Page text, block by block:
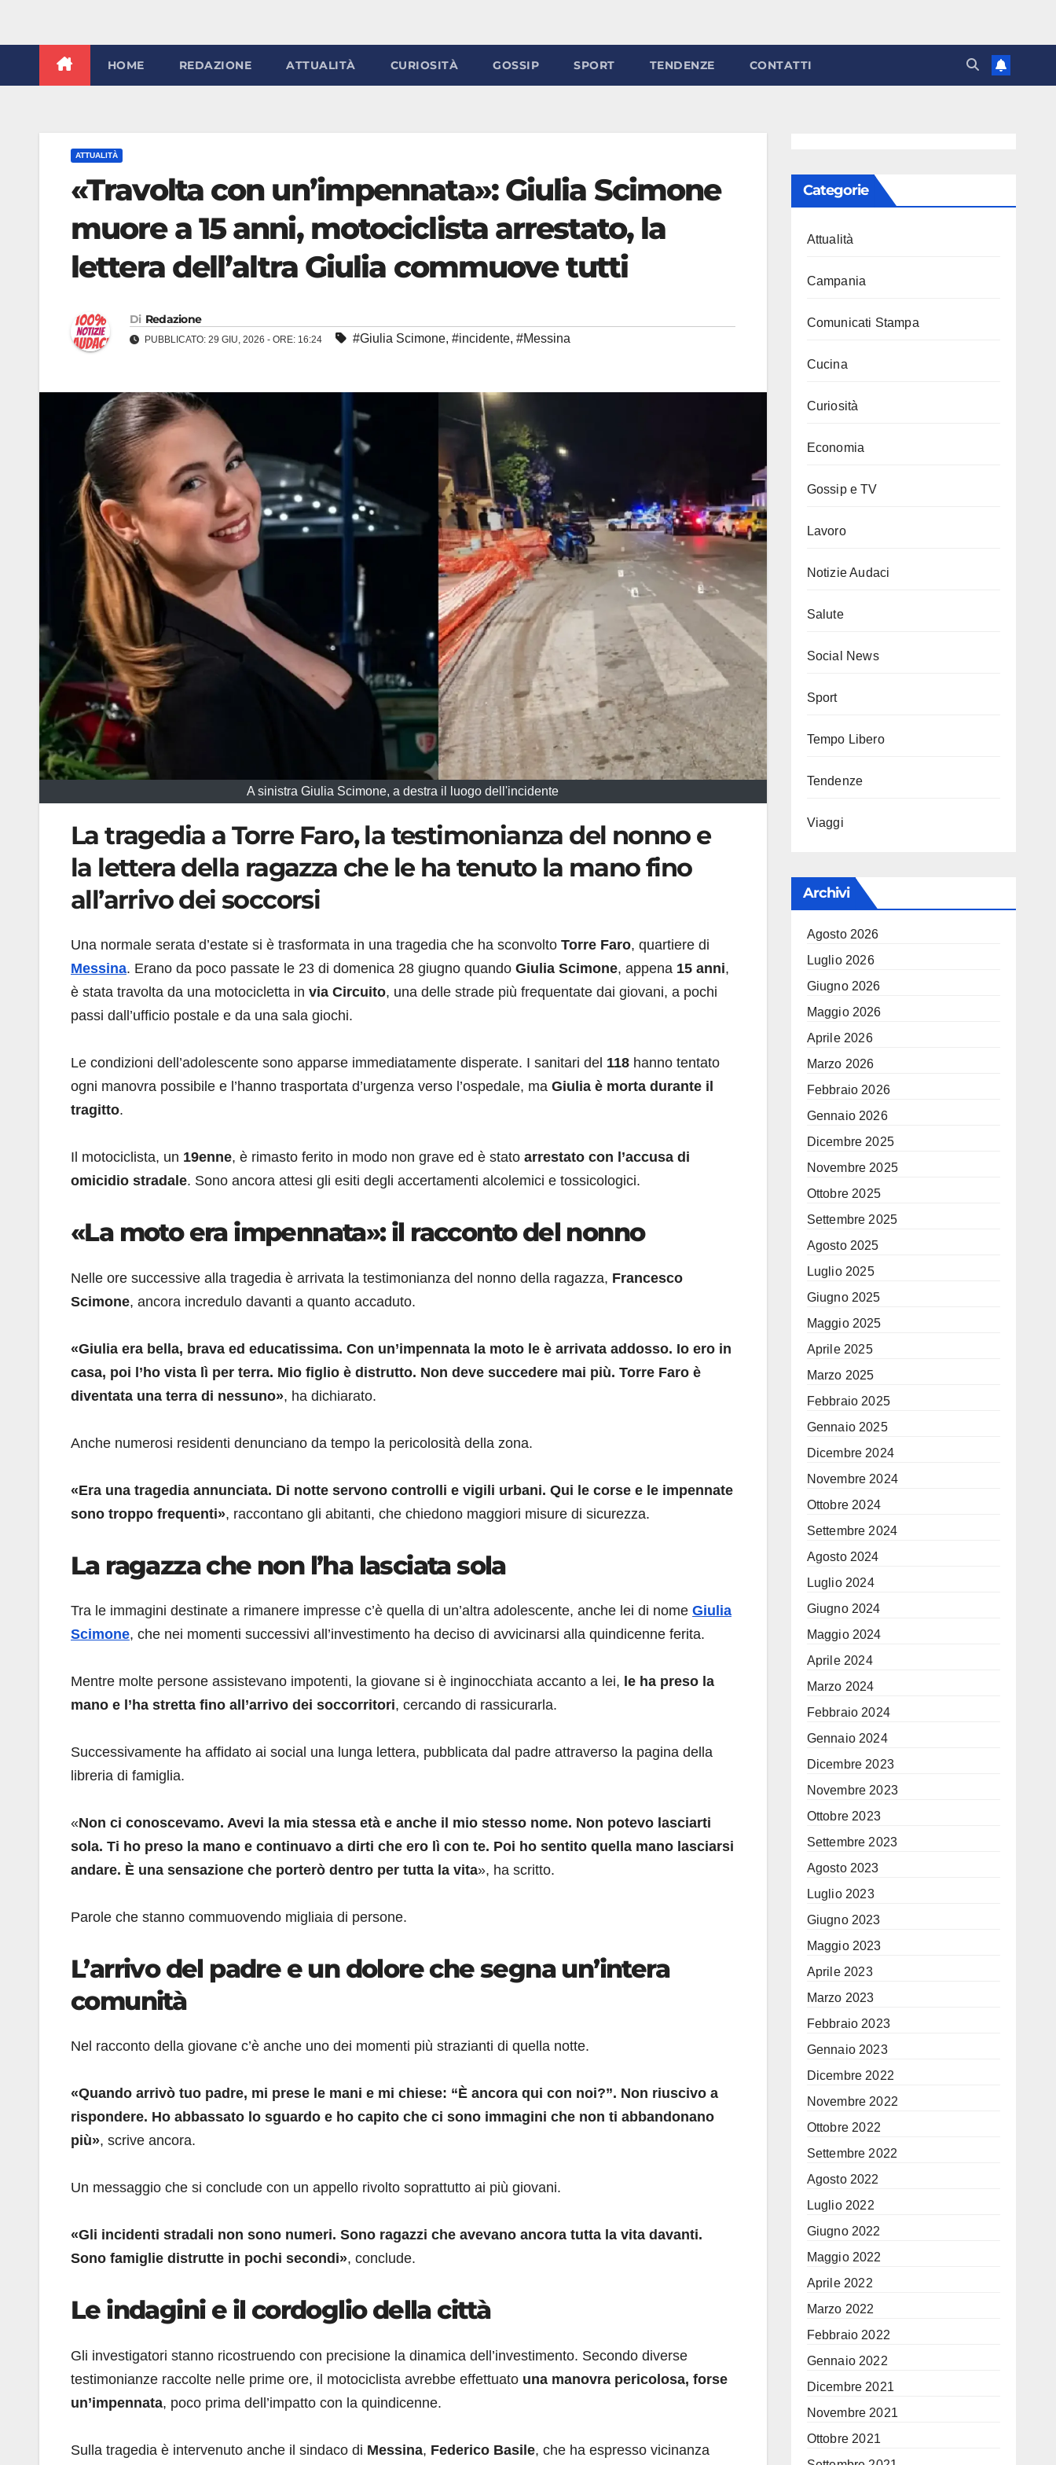
HOME REDAZIONE ATTUALITÀ CURIOSITÀ GOSSIP SPORT TENDENZE CONTATTI
ATTUALITÀ
«Travolta con un’impennata»: Giulia Scimone
muore a 15 anni, motociclista arrestato, la
lettera dell’altra Giulia commuove tutti
Di Redazione
PUBBLICATO: 29 GIU, 2026 - ORE: 16:24 #Giulia Scimone, #incidente, #Messina
A sinistra Giulia Scimone, a destra il luogo dell'incidente
La tragedia a Torre Faro, la testimonianza del nonno e
la lettera della ragazza che le ha tenuto la mano fino
all’arrivo dei soccorsi
Una normale serata d’estate si è trasformata in una tragedia che ha sconvolto Torre Faro, quartiere di
Messina. Erano da poco passate le 23 di domenica 28 giugno quando Giulia Scimone, appena 15 anni,
è stata travolta da una motocicletta in via Circuito, una delle strade più frequentate dai giovani, a pochi
passi dall’ufficio postale e da una sala giochi.
Le condizioni dell’adolescente sono apparse immediatamente disperate. I sanitari del 118 hanno tentato
ogni manovra possibile e l’hanno trasportata d’urgenza verso l’ospedale, ma Giulia è morta durante il
tragitto.
Il motociclista, un 19enne, è rimasto ferito in modo non grave ed è stato arrestato con l’accusa di
omicidio stradale. Sono ancora attesi gli esiti degli accertamenti alcolemici e tossicologici.
«La moto era impennata»: il racconto del nonno
Nelle ore successive alla tragedia è arrivata la testimonianza del nonno della ragazza, Francesco
Scimone, ancora incredulo davanti a quanto accaduto.
«Giulia era bella, brava ed educatissima. Con un’impennata la moto le è arrivata addosso. Io ero in
casa, poi l’ho vista lì per terra. Mio figlio è distrutto. Non deve succedere mai più. Torre Faro è
diventata una terra di nessuno», ha dichiarato.
Anche numerosi residenti denunciano da tempo la pericolosità della zona.
«Era una tragedia annunciata. Di notte servono controlli e vigili urbani. Qui le corse e le impennate
sono troppo frequenti», raccontano gli abitanti, che chiedono maggiori misure di sicurezza.
La ragazza che non l’ha lasciata sola
Tra le immagini destinate a rimanere impresse c’è quella di un’altra adolescente, anche lei di nome Giulia
Scimone, che nei momenti successivi all’investimento ha deciso di avvicinarsi alla quindicenne ferita.
Mentre molte persone assistevano impotenti, la giovane si è inginocchiata accanto a lei, le ha preso la
mano e l’ha stretta fino all’arrivo dei soccorritori, cercando di rassicurarla.
Successivamente ha affidato ai social una lunga lettera, pubblicata dal padre attraverso la pagina della
libreria di famiglia.
«Non ci conoscevamo. Avevi la mia stessa età e anche il mio stesso nome. Non potevo lasciarti
sola. Ti ho preso la mano e continuavo a dirti che ero lì con te. Poi ho sentito quella mano lasciarsi
andare. È una sensazione che porterò dentro per tutta la vita», ha scritto.
Parole che stanno commuovendo migliaia di persone.
L’arrivo del padre e un dolore che segna un’intera
comunità
Nel racconto della giovane c’è anche uno dei momenti più strazianti di quella notte.
«Quando arrivò tuo padre, mi prese le mani e mi chiese: “È ancora qui con noi?”. Non riuscivo a
rispondere. Ho abbassato lo sguardo e ho capito che ci sono immagini che non ti abbandonano
più», scrive ancora.
Un messaggio che si conclude con un appello rivolto soprattutto ai più giovani.
«Gli incidenti stradali non sono numeri. Sono ragazzi che avevano ancora tutta la vita davanti.
Sono famiglie distrutte in pochi secondi», conclude.
Le indagini e il cordoglio della città
Gli investigatori stanno ricostruendo con precisione la dinamica dell’investimento. Secondo diverse
testimonianze raccolte nelle prime ore, il motociclista avrebbe effettuato una manovra pericolosa, forse
un’impennata, poco prima dell’impatto con la quindicenne.
Sulla tragedia è intervenuto anche il sindaco di Messina, Federico Basile, che ha espresso vicinanza
Categorie
Attualità
Campania
Comunicati Stampa
Cucina
Curiosità
Economia
Gossip e TV
Lavoro
Notizie Audaci
Salute
Social News
Sport
Tempo Libero
Tendenze
Viaggi
Archivi
Agosto 2026
Luglio 2026
Giugno 2026
Maggio 2026
Aprile 2026
Marzo 2026
Febbraio 2026
Gennaio 2026
Dicembre 2025
Novembre 2025
Ottobre 2025
Settembre 2025
Agosto 2025
Luglio 2025
Giugno 2025
Maggio 2025
Aprile 2025
Marzo 2025
Febbraio 2025
Gennaio 2025
Dicembre 2024
Novembre 2024
Ottobre 2024
Settembre 2024
Agosto 2024
Luglio 2024
Giugno 2024
Maggio 2024
Aprile 2024
Marzo 2024
Febbraio 2024
Gennaio 2024
Dicembre 2023
Novembre 2023
Ottobre 2023
Settembre 2023
Agosto 2023
Luglio 2023
Giugno 2023
Maggio 2023
Aprile 2023
Marzo 2023
Febbraio 2023
Gennaio 2023
Dicembre 2022
Novembre 2022
Ottobre 2022
Settembre 2022
Agosto 2022
Luglio 2022
Giugno 2022
Maggio 2022
Aprile 2022
Marzo 2022
Febbraio 2022
Gennaio 2022
Dicembre 2021
Novembre 2021
Ottobre 2021